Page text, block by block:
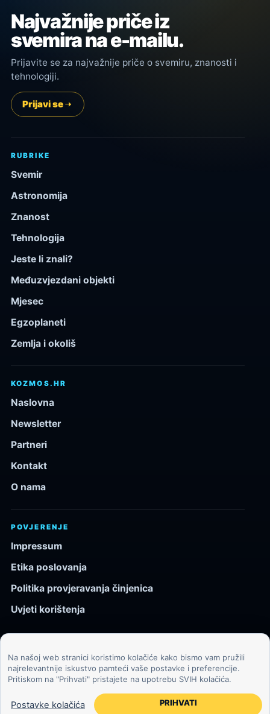
Najvažnije priče iz
svemira na e-mailu.
Prijavite se za najvažnije priče o svemiru, znanosti i
tehnologiji.
Prijavi se
RUBRIKE
Svemir
Astronomija
Znanost
Tehnologija
Jeste li znali?
Međuzvjezdani objekti
Mjesec
Egzoplaneti
Zemlja i okoliš
KOZMOS.HR
Naslovna
Newsletter
Partneri
Kontakt
O nama
POVJERENJE
Impressum
Etika poslovanja
Politika provjeravanja činjenica
Uvjeti korištenja
© 2026 Kozmos.hr. Sva prava pridržana.
Svemir, znanost, tehnologija i velike ideje za znatiželjne
čitatelje.
Na našoj web stranici koristimo kolačiće kako bismo vam pružili
najrelevantnije iskustvo pamteći vaše postavke i preferencije.
Pritiskom na "Prihvati" pristajete na upotrebu SVIH kolačića.
Postavke kolačića PRIHVATI